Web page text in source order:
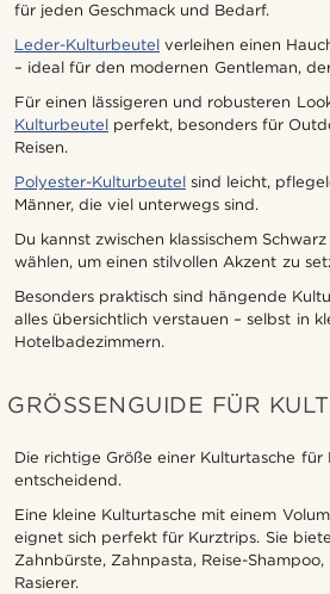
für jeden Geschmack und Bedarf.
Leder-Kulturbeutel verleihen einen
– ideal für den modernen Gentleman,
Für einen lässigeren und robusteren
Kulturbeutel perfekt, besonders für
Reisen.
Polyester-Kulturbeutel sind leicht,
Männer, die viel unterwegs sind.
Du kannst zwischen klassischem
wählen, um einen stilvollen Akzent zu
Besonders praktisch sind hängende
alles übersichtlich verstauen – selbst in
Hotelbadezimmern.
GRÖSSENGUIDE FÜR
Die richtige Größe einer Kulturtasche für
entscheidend.
Eine kleine Kulturtasche mit einem
eignet sich perfekt für Kurztrips. Sie
Zahnbürste, Zahnpasta, Reise-
Rasierer.